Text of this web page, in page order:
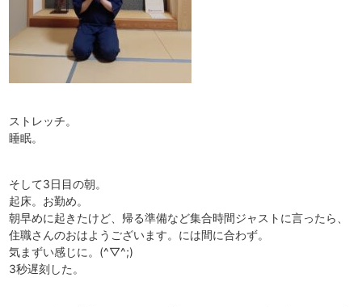
ストレッチ。
睡眠。
そして3日目の朝。
起床。お勤め。
朝早めに起きたけど、帰る準備など集合時間ジャストに言ったら、
住職さんのおはようございます。には間に合わず。
気まずい感じに。(^▽^;)
3秒遅刻した。